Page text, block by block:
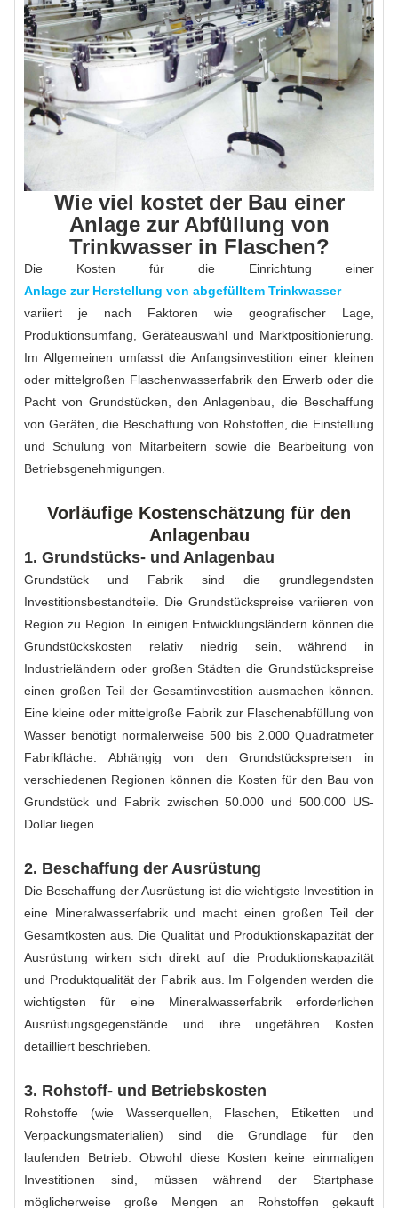
Wie viel kostet der Bau einer
Anlage zur Abfüllung von
Trinkwasser in Flaschen?
Die Kosten für die Einrichtung einer
Anlage zur Herstellung von abgefülltem Trinkwasser
variiert je nach Faktoren wie geografischer Lage,
Produktionsumfang, Geräteauswahl und Marktpositionierung.
Im Allgemeinen umfasst die Anfangsinvestition einer kleinen
oder mittelgroßen Flaschenwasserfabrik den Erwerb oder die
Pacht von Grundstücken, den Anlagenbau, die Beschaffung
von Geräten, die Beschaffung von Rohstoffen, die Einstellung
und Schulung von Mitarbeitern sowie die Bearbeitung von
Betriebsgenehmigungen.
Vorläufige Kostenschätzung für den
Anlagenbau
1. Grundstücks- und Anlagenbau
Grundstück und Fabrik sind die grundlegendsten
Investitionsbestandteile. Die Grundstückspreise variieren von
Region zu Region. In einigen Entwicklungsländern können die
Grundstückskosten relativ niedrig sein, während in
Industrieländern oder großen Städten die Grundstückspreise
einen großen Teil der Gesamtinvestition ausmachen können.
Eine kleine oder mittelgroße Fabrik zur Flaschenabfüllung von
Wasser benötigt normalerweise 500 bis 2.000 Quadratmeter
Fabrikfläche. Abhängig von den Grundstückspreisen in
verschiedenen Regionen können die Kosten für den Bau von
Grundstück und Fabrik zwischen 50.000 und 500.000 US-
Dollar liegen.
2. Beschaffung der Ausrüstung
Die Beschaffung der Ausrüstung ist die wichtigste Investition in
eine Mineralwasserfabrik und macht einen großen Teil der
Gesamtkosten aus. Die Qualität und Produktionskapazität der
Ausrüstung wirken sich direkt auf die Produktionskapazität
und Produktqualität der Fabrik aus. Im Folgenden werden die
wichtigsten für eine Mineralwasserfabrik erforderlichen
Ausrüstungsgegenstände und ihre ungefähren Kosten
detailliert beschrieben.
3. Rohstoff- und Betriebskosten
Rohstoffe (wie Wasserquellen, Flaschen, Etiketten und
Verpackungsmaterialien) sind die Grundlage für den
laufenden Betrieb. Obwohl diese Kosten keine einmaligen
Investitionen sind, müssen während der Startphase
möglicherweise große Mengen an Rohstoffen gekauft